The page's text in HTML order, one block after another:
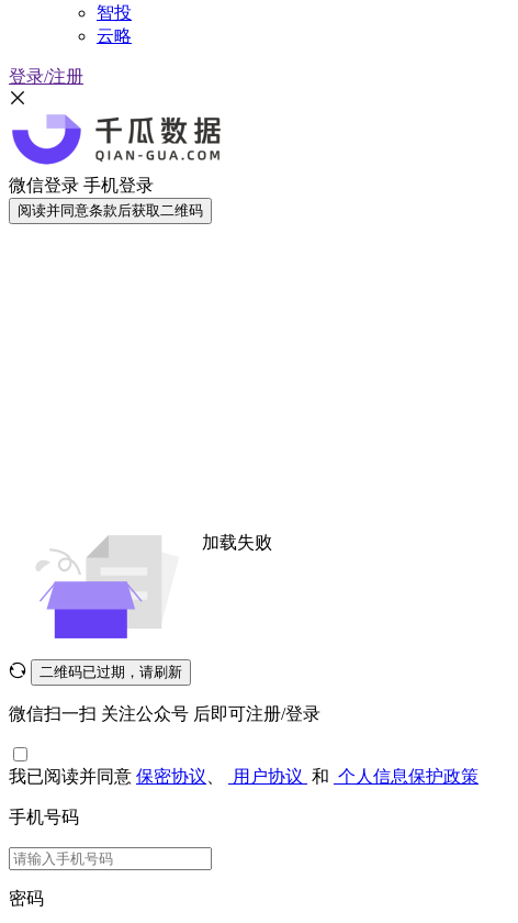
智投
云略
登录/注册
微信登录 手机登录
阅读并同意条款后获取二维码
加载失败
二维码已过期，请刷新
微信扫一扫 关注公众号 后即可注册/登录
我已阅读并同意 保密协议 用户协议 和 个人信息保护政策
手机号码
密码